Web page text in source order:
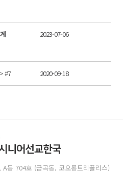
2023-07-06
#7 2020-09-18
동 704호 (금곡동, 코오롱트리폴리스)